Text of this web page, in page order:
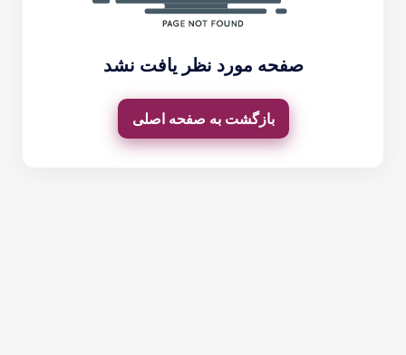
صفحه مورد نظر یافت نشد
بازگشت به صفحه اصلی